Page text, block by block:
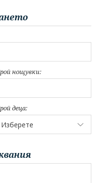
нощувки:
деца: